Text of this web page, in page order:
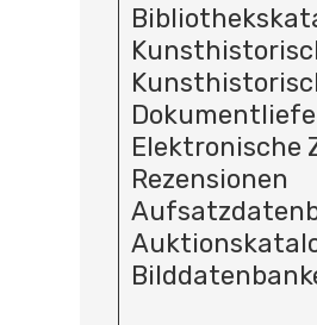
Elektronische
Rezensionen